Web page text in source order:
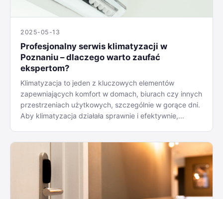
2025-05-13
Profesjonalny serwis klimatyzacji w
Poznaniu – dlaczego warto zaufać
ekspertom?
Klimatyzacja to jeden z kluczowych elementów
zapewniających komfort w domach, biurach czy innych
przestrzeniach użytkowych, szczególnie w gorące dni.
Aby klimatyzacja działała sprawnie i efektywnie,...